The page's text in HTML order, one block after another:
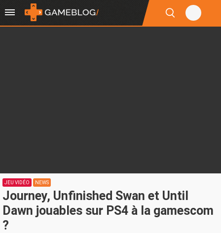
JEU VIDÉO NEWS
Journey, Unfinished Swan et Until
Dawn jouables sur PS4 à la gamescom
?